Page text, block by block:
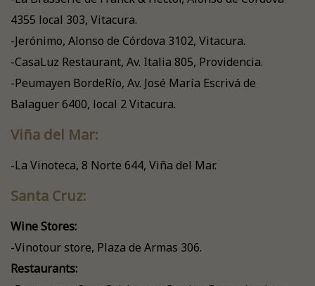
4355 local 303, Vitacura.
-Jerónimo, Alonso de Córdova 3102, Vitacura.
-CasaLuz Restaurant, Av. Italia 805, Providencia.
-Peumayen BordeRío, Av. José María Escrivá de
Balaguer 6400, local 2 Vitacura.
Viña del Mar:
-La Vinoteca, 8 Norte 644, Viña del Mar.
Santa Cruz:
Wine Stores:
-Vinotour store, Plaza de Armas 306.
Restaurants: